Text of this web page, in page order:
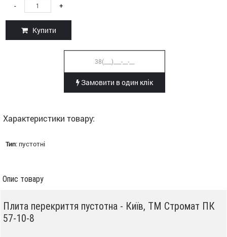
- +
Купити
Замовити в один клік
Характеристики товару:
Тип: пустотні
Опис товару
Плита перекриття пустотна - Київ, ТМ Стромат ПК
57-10-8